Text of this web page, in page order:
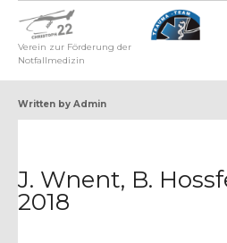
Verein zur Förderung der
Notfallmedizin
Written by Admin
J. Wnent, B.
2018